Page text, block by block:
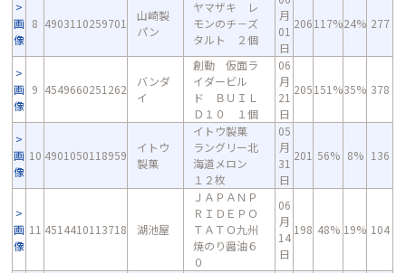
画
像
8 4903110259701
山崎製
パン
ヤマザキ レ
モンのチ－ズ
タルト ２個
月
01
日
206117%24% 277
画
像
9 4549660251262
バンダ
イ
創動 仮面ラ
イダービル
ド ＢＵＩＬ
Ｄ１０ １個
06
月
21
日
205151%35% 378
画
像
10 4901050118959
イトウ
製菓
イトウ製菓
ラングリー北
海道メロン
１２枚
05
月
31
日
201 56% 8% 136
画
像
11 4514410113718 湖池屋
ＪＡＰＡＮＰ
ＲＩＤＥＰＯ
ＴＡＴＯ九州
焼のり醤油６
０
06
月
14
日
198 48% 19% 104